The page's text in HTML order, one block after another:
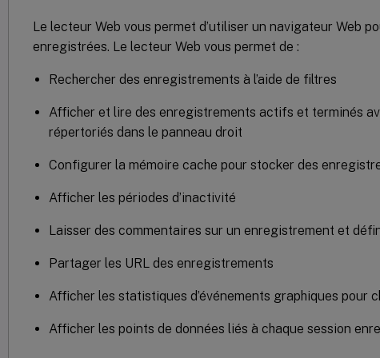
Le lecteur Web vous permet d’utiliser un navigateur Web
enregistrées. Le lecteur Web vous permet de :
Rechercher des enregistrements à l’aide de filtres
Afficher et lire des enregistrements actifs et terminés
répertoriés dans le panneau droit
Configurer la mémoire cache pour stocker des
Afficher les périodes d’inactivité
Laisser des commentaires sur un enregistrement et
Partager les URL des enregistrements
Afficher les statistiques d’événements graphiques pour
Afficher les points de données liés à chaque session